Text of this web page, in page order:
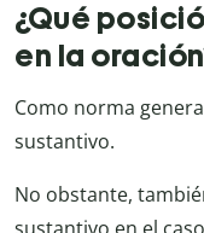
¿Qué
en la
Como norma
sustantivo.
No obstante,